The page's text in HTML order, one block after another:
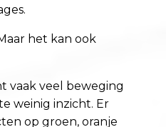
het kan ook
vaak veel beweging
weinig inzicht. Er
op groen, oranje